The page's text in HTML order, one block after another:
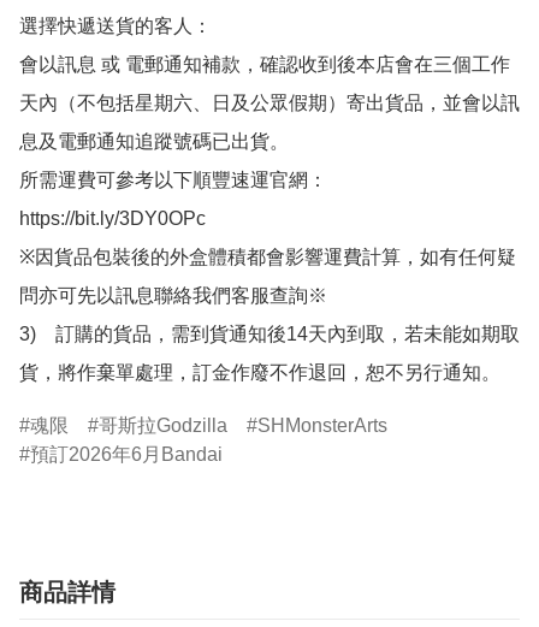
選擇快遞送貨的客人：
會以訊息 或 電郵通知補款，確認收到後本店會在三個工作
天內（不包括星期六、日及公眾假期）寄出貨品，並會以訊
息及電郵通知追蹤號碼已出貨。
所需運費可參考以下順豐速運官網：
https://bit.ly/3DY0OPc
※因貨品包裝後的外盒體積都會影響運費計算，如有任何疑
問亦可先以訊息聯絡我們客服查詢※
3)　訂購的貨品，需到貨通知後14天內到取，若未能如期取
貨，將作棄單處理，訂金作廢不作退回，恕不另行通知。
魂限 哥斯拉Godzilla
SHMonsterArts
預訂2026年6月Bandai
商品詳情